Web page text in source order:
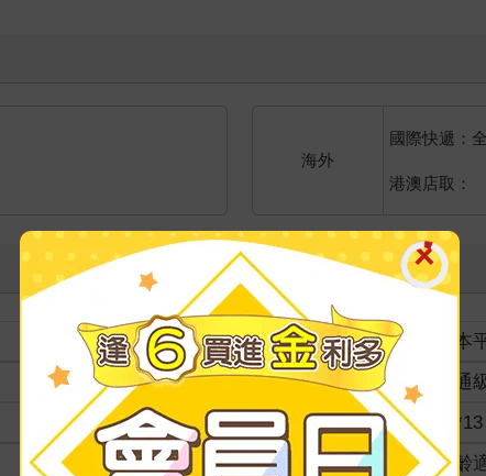
海外
國際快遞：
港澳店取：
裝訂
紙本
分級
普通
商品規格
19*13
適讀年齡
全齡